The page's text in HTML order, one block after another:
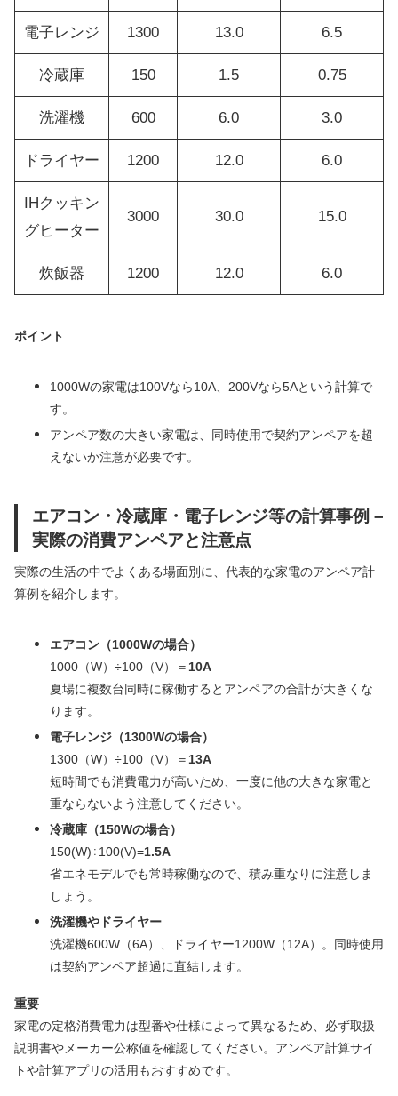
電子レンジ 1300 13.0 6.5
冷蔵庫 150 1.5 0.75
洗濯機 600 6.0 3.0
ドライヤー 1200 12.0 6.0
IHクッキン
グヒーター
3000 30.0 15.0
炊飯器 1200 12.0 6.0
ポイント
1000Wの家電は100Vなら10A、200Vなら5Aという計算で
す。
アンペア数の大きい家電は、同時使用で契約アンペアを超
えないか注意が必要です。
エアコン・冷蔵庫・電子レンジ等の計算事例 –
実際の消費アンペアと注意点
実際の生活の中でよくある場面別に、代表的な家電のアンペア計
算例を紹介します。
エアコン（1000Wの場合）
1000（W）÷100（V）＝10A
夏場に複数台同時に稼働するとアンペアの合計が大きくな
ります。
電子レンジ（1300Wの場合）
1300（W）÷100（V）＝13A
短時間でも消費電力が高いため、一度に他の大きな家電と
重ならないよう注意してください。
冷蔵庫（150Wの場合）
150(W)÷100(V)=1.5A
省エネモデルでも常時稼働なので、積み重なりに注意しま
しょう。
洗濯機やドライヤー
洗濯機600W（6A）、ドライヤー1200W（12A）。同時使用
は契約アンペア超過に直結します。
重要
家電の定格消費電力は型番や仕様によって異なるため、必ず取扱
説明書やメーカー公称値を確認してください。アンペア計算サイ
トや計算アプリの活用もおすすめです。